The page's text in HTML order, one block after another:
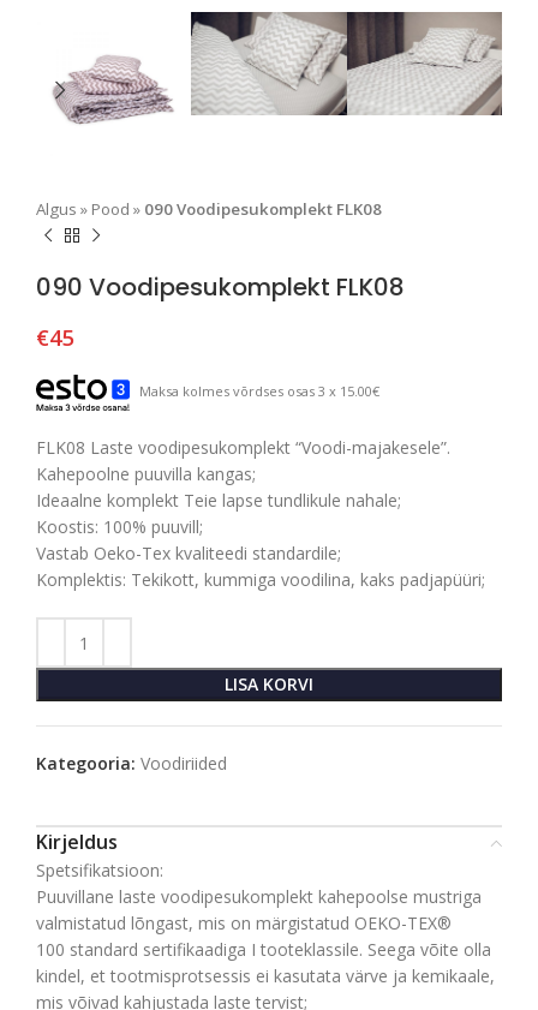
Algus » Pood » 090 Voodipesukomplekt FLK08
090 Voodipesukomplekt FLK08
€45
Maksa kolmes võrdses osas 3 x 15.00€
FLK08 Laste voodipesukomplekt “Voodi-majakesele”.
Kahepoolne puuvilla kangas;
Ideaalne komplekt Teie lapse tundlikule nahale;
Koostis: 100% puuvill;
Vastab Oeko-Tex kvaliteedi standardile;
Komplektis: Tekikott, kummiga voodilina, kaks padjapüüri;
LISA KORVI
Kategooria: Voodiriided
Kirjeldus
Spetsifikatsioon:
Puuvillane laste voodipesukomplekt kahepoolse mustriga
valmistatud lõngast, mis on märgistatud OEKO-TEX®
100 standard sertifikaadiga I tooteklassile. Seega võite olla
kindel, et tootmisprotsessis ei kasutata värve ja kemikaale,
mis võivad kahjustada laste tervist;